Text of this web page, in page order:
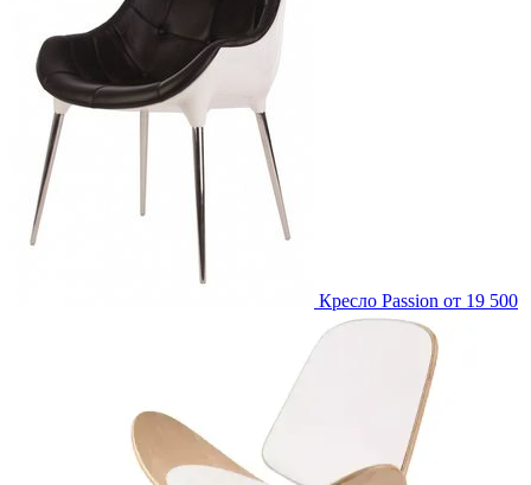
Кресло Passion от 19 500